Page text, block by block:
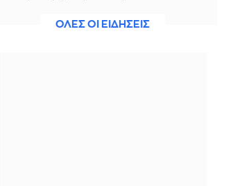
ΟΛΕΣ ΟΙ ΕΙΔΗΣΕΙΣ